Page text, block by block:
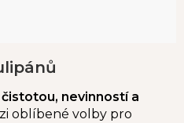
čistotou, nevinností a
oblíbené volby pro